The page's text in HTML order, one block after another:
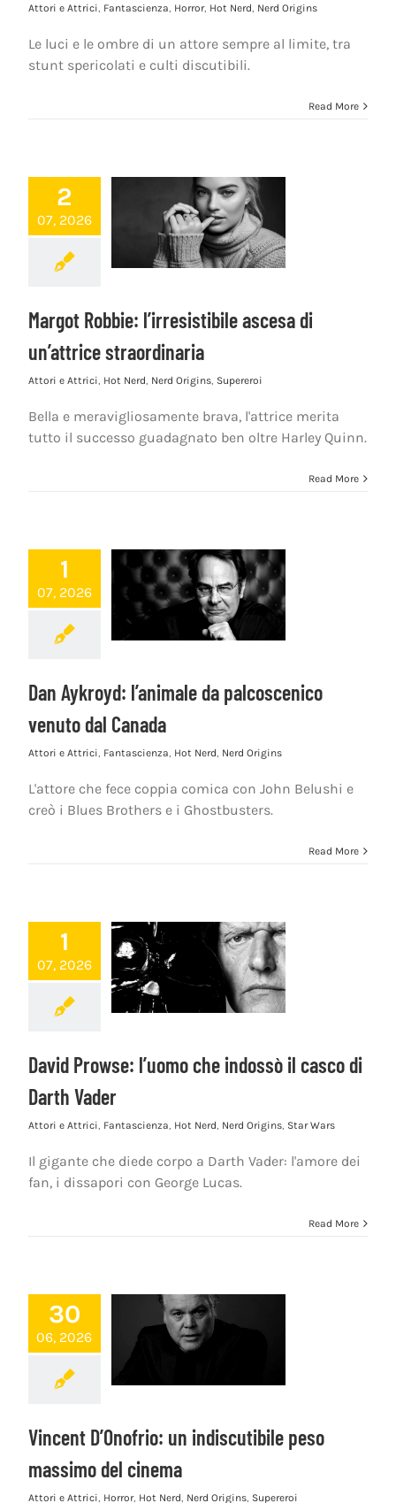
Attori e Attrici, Fantascienza, Horror, Hot Nerd, Nerd Origins
Le luci e le ombre di un attore sempre al limite, tra
stunt spericolati e culti discutibili.
Read More
2
07, 2026
Margot Robbie: l’irresistibile ascesa di
un’attrice straordinaria
Attori e Attrici, Hot Nerd, Nerd Origins, Supereroi
Bella e meravigliosamente brava, l'attrice merita
tutto il successo guadagnato ben oltre Harley Quinn.
Read More
1
07, 2026
Dan Aykroyd: l’animale da palcoscenico
venuto dal Canada
Attori e Attrici, Fantascienza, Hot Nerd, Nerd Origins
L'attore che fece coppia comica con John Belushi e
creò i Blues Brothers e i Ghostbusters.
Read More
1
07, 2026
David Prowse: l’uomo che indossò il casco di
Darth Vader
Attori e Attrici, Fantascienza, Hot Nerd, Nerd Origins, Star Wars
Il gigante che diede corpo a Darth Vader: l'amore dei
fan, i dissapori con George Lucas.
Read More
30
06, 2026
Vincent D’Onofrio: un indiscutibile peso
massimo del cinema
Attori e Attrici, Horror, Hot Nerd, Nerd Origins, Supereroi